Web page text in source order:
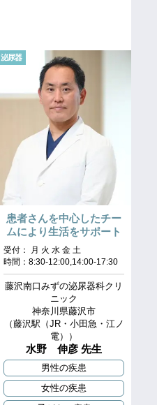
泌尿器
患者さんを中心したチー
ムにより生活をサポート
受付： 月 火 水 金 土
時間：8:30-12:00,14:00-17:30
藤沢南口みずの泌尿器科クリ
ニック
神奈川県藤沢市
（藤沢駅（JR・小田急・江ノ
電））
水野 伸彦 先生
男性の疾患
女性の疾患